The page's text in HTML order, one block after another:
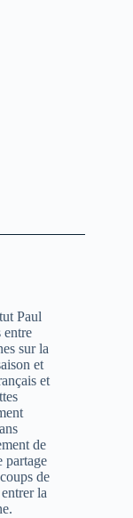
Paul
entre
sur la
et
et
de
partage
de
la